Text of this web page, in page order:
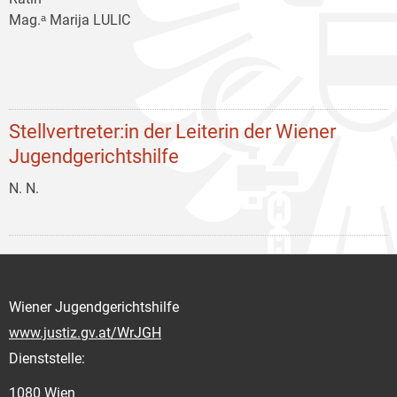
Mag.ᵃ Marija LULIC
Stellvertreter:in der Leiterin der Wiener
Jugendgerichtshilfe
N. N.
Wiener Jugendgerichtshilfe
www.justiz.gv.at/WrJGH
Dienststelle:
1080 Wien